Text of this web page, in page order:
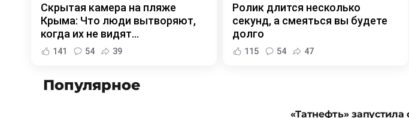
Скрытая камера на пляже
Крыма: Что люди вытворяют,
когда их не видят...
141 54 39
Ролик длится несколько
секунд, а смеяться вы будете
долго
115 54 47
Популярное
«Татнефть» запустила